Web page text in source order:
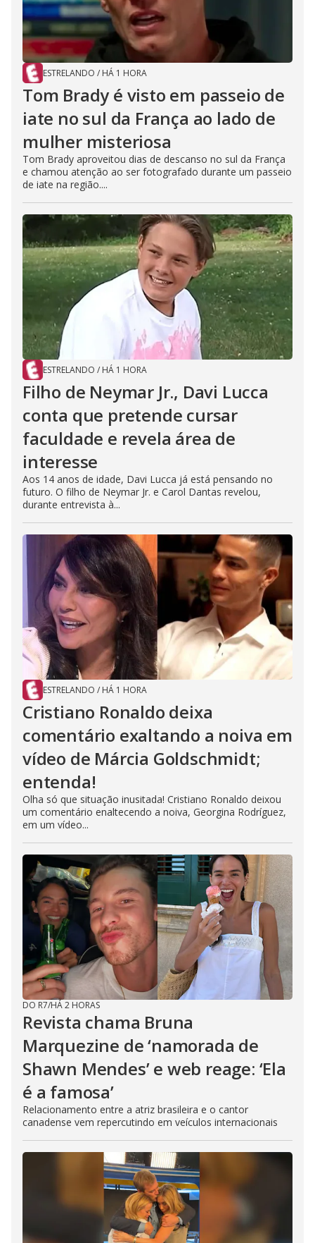
ESTRELANDO / HÁ 1 HORA
Tom Brady é visto em passeio de
iate no sul da França ao lado de
mulher misteriosa
Tom Brady aproveitou dias de descanso no sul da França
e chamou atenção ao ser fotografado durante um passeio
de iate na região....
ESTRELANDO / HÁ 1 HORA
Filho de Neymar Jr., Davi Lucca
conta que pretende cursar
faculdade e revela área de
interesse
Aos 14 anos de idade, Davi Lucca já está pensando no
futuro. O filho de Neymar Jr. e Carol Dantas revelou,
durante entrevista à...
ESTRELANDO / HÁ 1 HORA
Cristiano Ronaldo deixa
comentário exaltando a noiva em
vídeo de Márcia Goldschmidt;
entenda!
Olha só que situação inusitada! Cristiano Ronaldo deixou
um comentário enaltecendo a noiva, Georgina Rodríguez,
em um vídeo...
DO R7/HÁ 2 HORAS
Revista chama Bruna
Marquezine de ‘namorada de
Shawn Mendes’ e web reage: ‘Ela
é a famosa’
Relacionamento entre a atriz brasileira e o cantor
canadense vem repercutindo em veículos internacionais